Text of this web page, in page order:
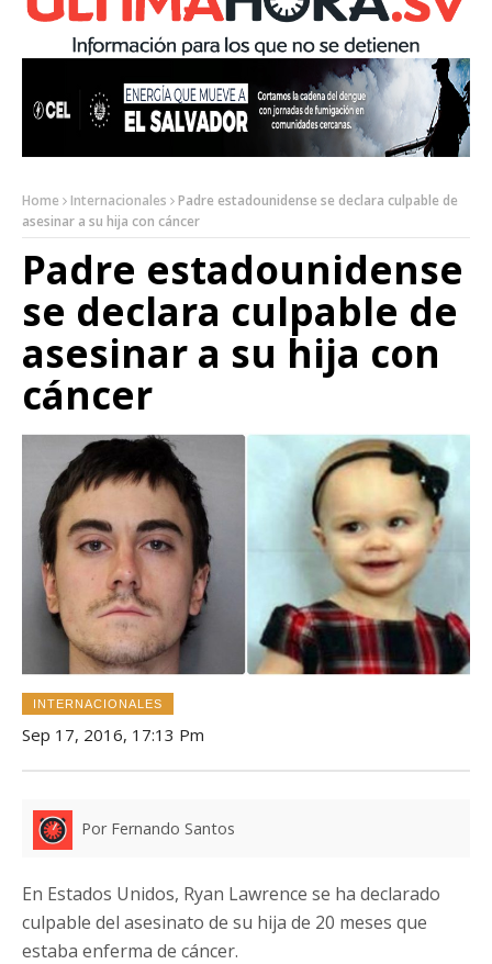
Home Internacionales
Padre estadounidense se declara culpable de
asesinar a su hija con cáncer
Padre estadounidense
se declara culpable de
asesinar a su hija con
cáncer
INTERNACIONALES
Sep 17, 2016, 17:13 Pm
Por Fernando Santos
En Estados Unidos, Ryan Lawrence se ha declarado
culpable del asesinato de su hija de 20 meses que
estaba enferma de cáncer.